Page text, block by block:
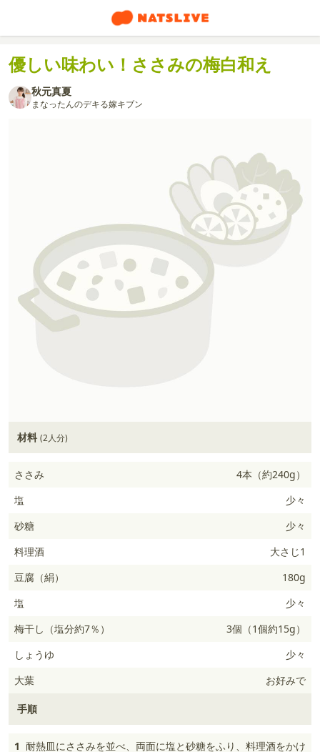
優しい味わい！ささみの梅白和え
秋元真夏
まなったんのデキる嫁キブン
材料 (2人分)
ささみ
4本（約240g）
塩
少々
砂糖
少々
料理酒
大さじ1
豆腐（絹）
180g
塩
少々
梅干し（塩分約7％）
3個（1個約15g）
しょうゆ
少々
大葉
お好みで
手順
1 耐熱皿にささみを並べ、両面に塩と砂糖をふり、料理酒をかけ